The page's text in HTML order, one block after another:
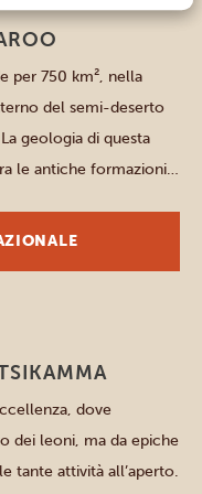
Parchi occidentali
per 750 km², nella
del semi-deserto
geologia di questa
le antiche formazioni
del parco, […]
Parchi del Sud
dove
dei leoni, ma da epiche
tante attività all’aperto.